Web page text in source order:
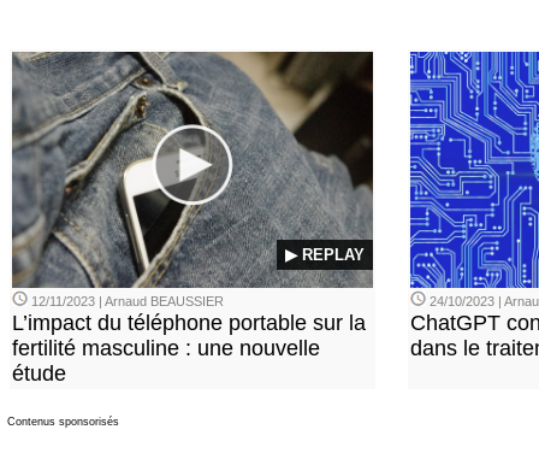
▶ REPLAY
12/11/2023 | Arnaud BEAUSSIER
L’impact du téléphone portable sur la
fertilité masculine : une nouvelle
étude
24/10/2023 |
ChatGPT
dans le
Contenus sponsorisés